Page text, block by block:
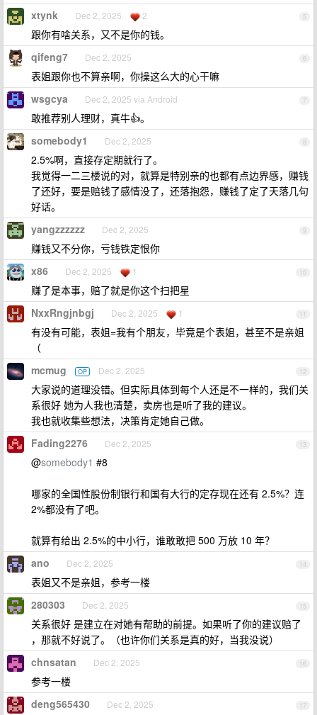
5
xtynk Dec 2, 2025 2
跟你有啥关系，又不是你的钱。
6
qifeng7 Dec 2, 2025
表姐跟你也不算亲啊，你操这么大的心干嘛
7
wsgcya Dec 2, 2025 via Android
敢推荐别人理财，真牛👍。
8
somebody1 Dec 2, 2025
2.5%啊，直接存定期就行了。
我觉得一二三楼说的对，就算是特别亲的也都有点边界感，赚钱
了还好，要是赔钱了感情没了，还落抱怨，赚钱了定了天落几句
好话。
9
yangzzzzzz Dec 2, 2025
赚钱又不分你，亏钱铁定恨你
10
x86 Dec 2, 2025 1
赚了是本事，赔了就是你这个扫把星
11
NxxRngjnbgj Dec 2, 2025 1
有没有可能，表姐=我有个朋友，毕竟是个表姐，甚至不是亲姐
（
12
mcmug OP Dec 2, 2025
大家说的道理没错。但实际具体到每个人还是不一样的，我们关
系很好 她为人我也清楚，卖房也是听了我的建议。
我也就收集些想法，决策肯定她自己做。
13
Fading2276 Dec 2, 2025
@somebody1 #8
哪家的全国性股份制银行和国有大行的定存现在还有 2.5%？连
2%都没有了吧。
就算有给出 2.5%的中小行，谁敢敢把 500 万放 10 年？
14
ano Dec 2, 2025
表姐又不是亲姐，参考一楼
15
280303 Dec 2, 2025
关系很好 是建立在对她有帮助的前提。如果听了你的建议赔了
，那就不好说了。（也许你们关系是真的好，当我没说）
16
chnsatan Dec 2, 2025
参考一楼
17
deng565430 Dec 2, 2025